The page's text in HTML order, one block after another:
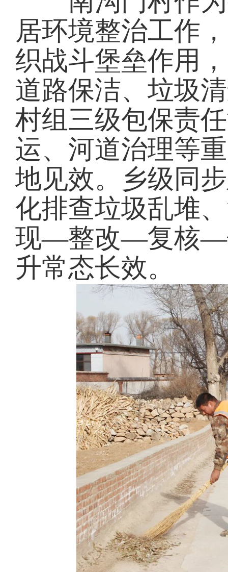
居环境整治工作
织战斗堡垒作用
道路保洁、垃圾
村组三级包保责
运、河道治理等
地见效。乡级同
化排查垃圾乱堆
现—整改—复核—
升常态长效。